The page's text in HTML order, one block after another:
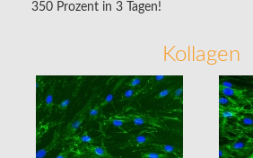
350 Prozent in 3 Tagen!
Kollagen